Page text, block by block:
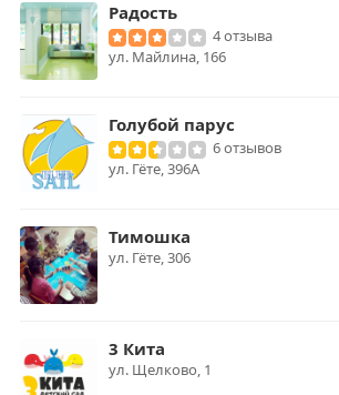
Радость
4 отзыва
ул. Майлина, 166
Голубой парус
6 отзывов
ул. Гёте, 396А
Тимошка
ул. ​Гёте, 306
3 Кита
ул. ​Щелково, 1